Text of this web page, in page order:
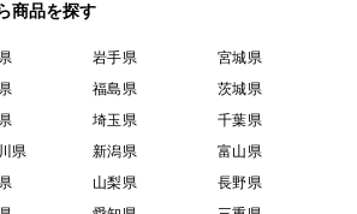
商品を探す
岩手県
宮城県
福島県
茨城県
埼玉県
千葉県
県 新潟県
富山県
山梨県
長野県